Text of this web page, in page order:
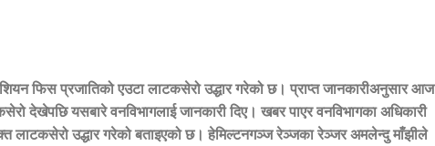
फिस प्रजातिको एउटा लाटकसेरो उद्धार गरेको छ। प्राप्त जानकारीअनुसार आज
देखेपछि यसबारे वनविभागलाई जानकारी दिए। खबर पाएर वनविभागका अधिकारी
लाटकसेरो उद्धार गरेको बताइएको छ। हेमिल्टनगञ्ज रेञ्जका रेञ्जर अमलेन्दु माँझीले